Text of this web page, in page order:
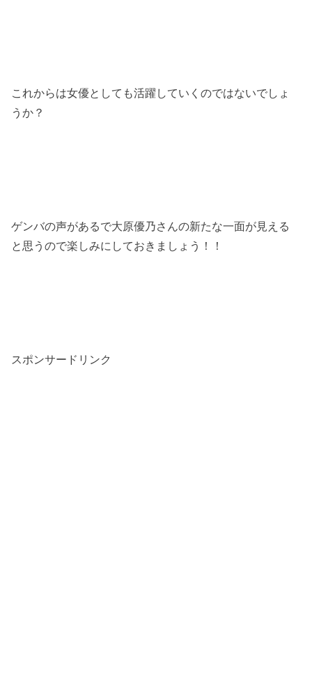
これからは女優としても活躍していくのではないでしょ
うか？
ゲンバの声があるで大原優乃さんの新たな一面が見える
と思うので楽しみにしておきましょう！！
スポンサードリンク